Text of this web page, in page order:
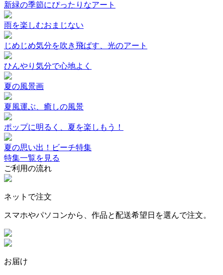
新緑の季節にぴったりなアート
雨を楽しむおまじない
じめじめ気分を吹き飛ばす、光のアート
ひんやり気分で心地よく
夏の風景画
夏風運ぶ、癒しの風景
ポップに明るく、夏を楽しもう！
夏の思い出！ビーチ特集
特集一覧を見る
ご利用の流れ
ネットで注文
スマホやパソコンから、作品と配送希望日を選んで注文。
お届け